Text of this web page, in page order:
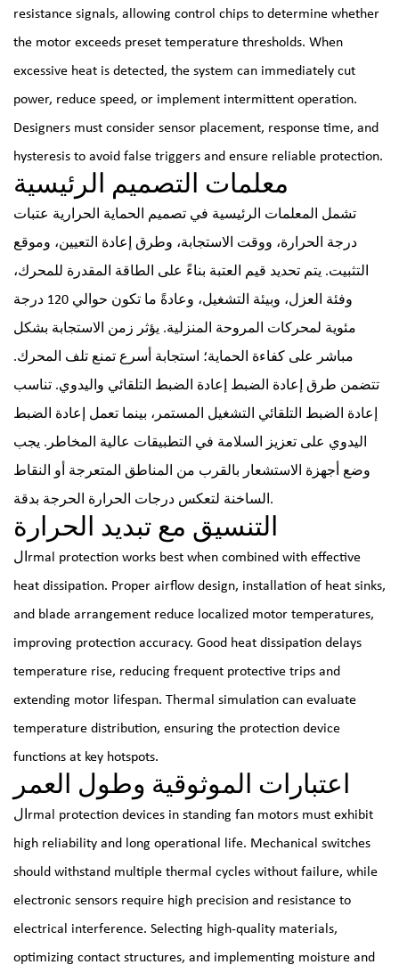
resistance signals, allowing control chips to determine whether
the motor exceeds preset temperature thresholds. When
excessive heat is detected, the system can immediately cut
power, reduce speed, or implement intermittent operation.
Designers must consider sensor placement, response time, and
hysteresis to avoid false triggers and ensure reliable protection.
معلمات التصميم الرئيسية
تشمل المعلمات الرئيسية في تصميم الحماية الحرارية عتبات
درجة الحرارة، ووقت الاستجابة، وطرق إعادة التعيين، وموقع
التثبيت. يتم تحديد قيم العتبة بناءً على الطاقة المقدرة للمحرك،
وفئة العزل، وبيئة التشغيل، وعادةً ما تكون حوالي 120 درجة
مئوية لمحركات المروحة المنزلية. يؤثر زمن الاستجابة بشكل
مباشر على كفاءة الحماية؛ استجابة أسرع تمنع تلف المحرك.
تتضمن طرق إعادة الضبط إعادة الضبط التلقائي واليدوي. تناسب
إعادة الضبط التلقائي التشغيل المستمر، بينما تعمل إعادة الضبط
اليدوي على تعزيز السلامة في التطبيقات عالية المخاطر. يجب
وضع أجهزة الاستشعار بالقرب من المناطق المتعرجة أو النقاط
الساخنة لتعكس درجات الحرارة الحرجة بدقة.
التنسيق مع تبديد الحرارة
الrmal protection works best when combined with effective
heat dissipation. Proper airflow design, installation of heat sinks,
and blade arrangement reduce localized motor temperatures,
improving protection accuracy. Good heat dissipation delays
temperature rise, reducing frequent protective trips and
extending motor lifespan. Thermal simulation can evaluate
temperature distribution, ensuring the protection device
functions at key hotspots.
اعتبارات الموثوقية وطول العمر
الrmal protection devices in standing fan motors must exhibit
high reliability and long operational life. Mechanical switches
should withstand multiple thermal cycles without failure, while
electronic sensors require high precision and resistance to
electrical interference. Selecting high-quality materials,
optimizing contact structures, and implementing moisture and